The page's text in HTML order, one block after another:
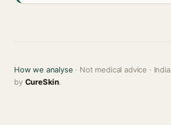
How we analyse · Not medical advice ·
by CureSkin.